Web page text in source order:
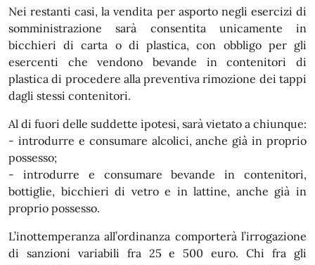
Nei restanti casi, la vendita per asporto negli esercizi di
somministrazione sarà consentita unicamente in
bicchieri di carta o di plastica, con obbligo per gli
esercenti che vendono bevande in contenitori di
plastica di procedere alla preventiva rimozione dei tappi
dagli stessi contenitori.
Al di fuori delle suddette ipotesi, sarà vietato a chiunque:
- introdurre e consumare alcolici, anche già in proprio
possesso;
- introdurre e consumare bevande in contenitori,
bottiglie, bicchieri di vetro e in lattine, anche già in
proprio possesso.
L’inottemperanza all’ordinanza comporterà l’irrogazione
di sanzioni variabili fra 25 e 500 euro. Chi fra gli